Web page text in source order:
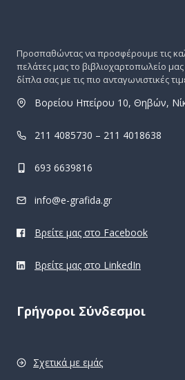
Προσπαθώντας να προσφέρουμε τις
πελάτες μας το βιβλιοχαρτοπωλείο
δίπλα σας με τις πιο ανταγωνιστικές
Βορείου Ηπείρου 10, Θηβών,
211 4085730 – 211 4018638
693 6639816
info@e-grafida.gr
Βρείτε μας στο Facebook
Βρείτε μας στο LinkedIn
Γρήγοροι Σύνδεσμοι
Σχετικά με εμάς